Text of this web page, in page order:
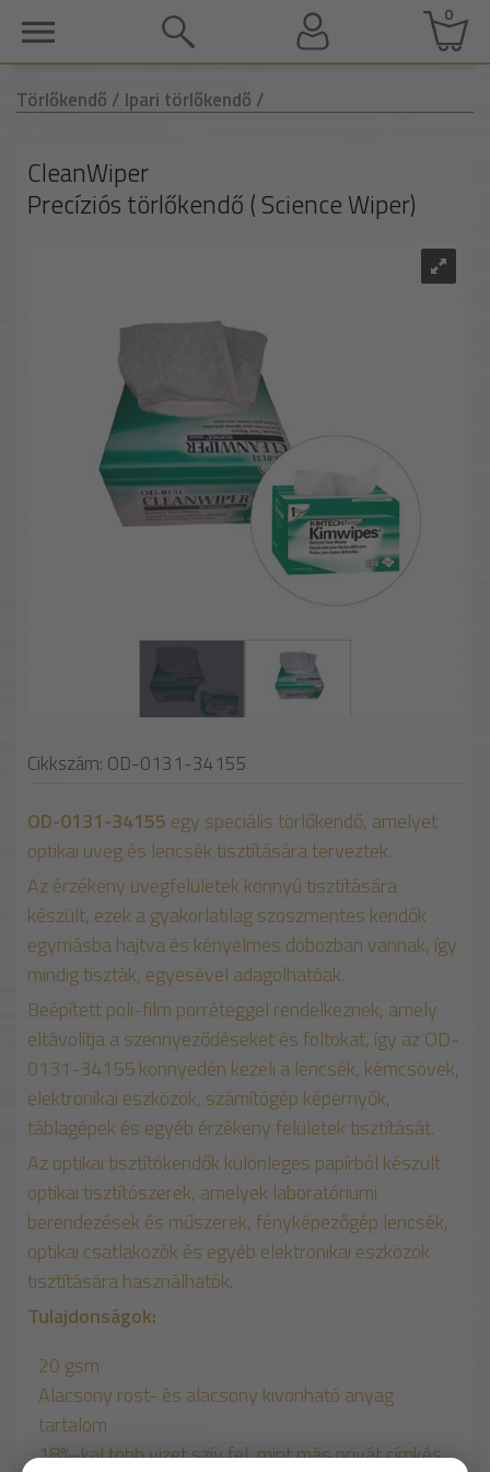
0
Törlőkendő / Ipari törlőkendő /
CleanWiper
Precíziós törlőkendő ( Science Wiper)
Cikkszám: OD-0131-34155
OD-0131-34155 egy speciális törlőkendő, amelyet
optikai üveg és lencsék tisztítására terveztek.
Az érzékeny üvegfelületek könnyű tisztítására
készült, ezek a gyakorlatilag szöszmentes kendők
egymásba hajtva és kényelmes dobozban vannak, így
mindig tiszták, egyesével adagolhatóak.
Beépített poli-film porréteggel rendelkeznek, amely
eltávolítja a szennyeződéseket és foltokat, így az OD-
0131-34155 könnyedén kezeli a lencsék, kémcsövek,
elektronikai eszközök, számítógép képernyők,
táblagépek és egyéb érzékeny felületek tisztítását.
Az optikai tisztítókendők különleges papírból készült
optikai tisztítószerek, amelyek laboratóriumi
berendezések és műszerek, fényképezőgép lencsék,
optikai csatlakozók és egyéb elektronikai eszközök
tisztítására használhatók.
Tulajdonságok:
20 gsm
Alacsony rost- és alacsony kivonható anyag
tartalom
18%-kal több vizet szív fel, mint más privát címkés